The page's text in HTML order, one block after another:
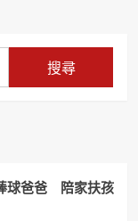
搜尋
球爸爸 陪家扶孩